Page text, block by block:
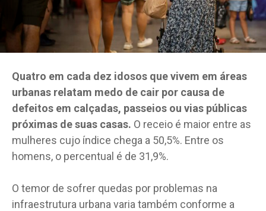
Quatro em cada dez idosos que vivem em áreas
urbanas relatam medo de cair por causa de
defeitos em calçadas, passeios ou vias públicas
próximas de suas casas. O receio é maior entre as
mulheres cujo índice chega a 50,5%. Entre os
homens, o percentual é de 31,9%.
O temor de sofrer quedas por problemas na
infraestrutura urbana varia também conforme a